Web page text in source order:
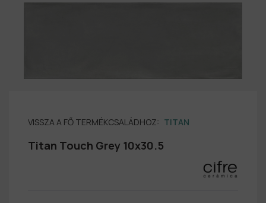
VISSZA A FŐ TERMÉKCSALÁDHOZ: TITAN
Titan Touch Grey 10x30.5